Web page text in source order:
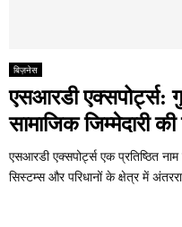
बिज़नेस
एसआरडी एक्सपोर्ट्स:
सामाजिक जिम्मेदारी
एसआरडी एक्सपोर्ट्स एक प्रतिष्ठित
सिस्टम्स और परिधानों के क्षेत्र में